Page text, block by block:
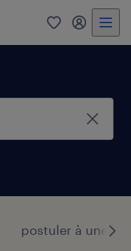
0 mon
postuler à une